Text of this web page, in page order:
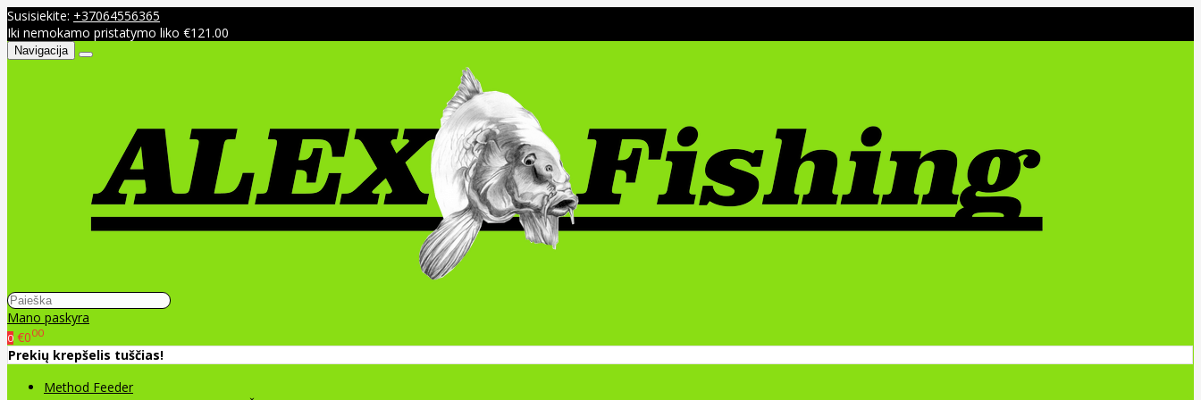
Susisiekite: +37064556365
Iki nemokamo pristatymo liko €121.00
Navigacija
Mano paskyra
0 €000
Prekių krepšelis tuščias!
Method Feeder